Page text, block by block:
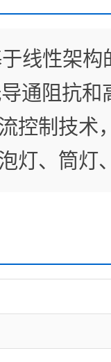
线性架
通阻抗
控制技术
灯、筒灯